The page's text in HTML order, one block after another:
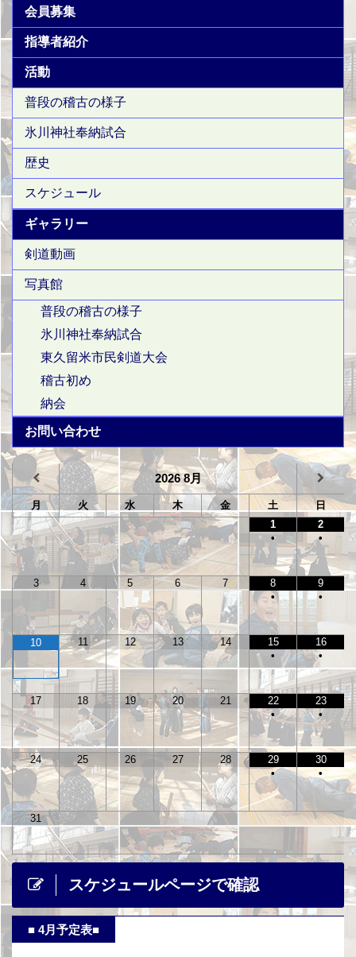
会員募集
指導者紹介
活動
普段の稽古の様子
氷川神社奉納試合
歴史
スケジュール
ギャラリー
剣道動画
写真館
普段の稽古の様子
氷川神社奉納試合
東久留米市民剣道大会
稽古初め
納会
お問い合わせ
2026 8月
月 火 水 木 金 土
日
1
•
2
•
3 4 5 6 7
8
•
9
•
10 11 12 13 14
15
•
16
•
17 18 19 20 21
22
•
23
•
24 25 26 27 28
29
•
30
•
31
スケジュールページで確認
■ 4月予定表■